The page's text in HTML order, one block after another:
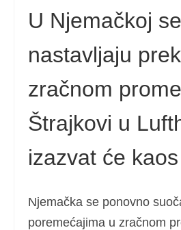
U Njemačkoj se
nastavljaju
zračnom
Štrajkovi u
izazvat će kaos
Njemačka se ponovno
poremećajima u zračnom